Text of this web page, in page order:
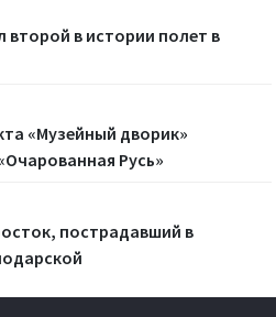
второй в истории полет в
«Музейный дворик»
Русь»
пострадавший в